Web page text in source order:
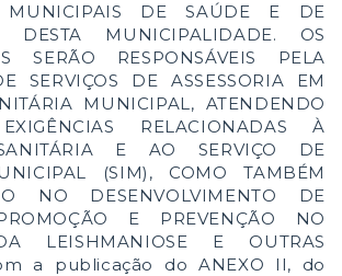
MUNICIPAIS DE SAÚDE E DE
DESTA MUNICIPALIDADE. OS
SERÃO RESPONSÁVEIS PELA
SERVIÇOS DE ASSESSORIA EM
MUNICIPAL, ATENDENDO
RELACIONADAS À
E AO SERVIÇO DE
(SIM), COMO TAMBÉM
NO DESENVOLVIMENTO DE
E PREVENÇÃO NO
LEISHMANIOSE E OUTRAS
a publicação do ANEXO II, do